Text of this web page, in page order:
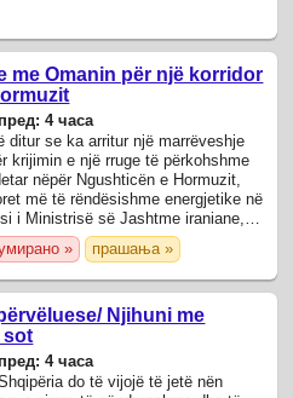
me Omanin për një korridor
пред: 4 часа
ditur se ka arritur një marrëveshje
krijimin e një rruge të përkohshme
nëpër Ngushticën e Hormuzit,
më të rëndësishme energjetike në
i Ministrisë së Jashtme iraniane,
deklaroi ...
» прашања »
Njihuni me
sot
пред: 4 часа
do të vijojë të jetë nën